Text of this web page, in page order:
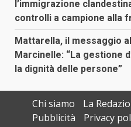
l’immigrazione
controlli a campione alla
Mattarella, il messaggio
Marcinelle: “La gestione
la dignità delle persone”
Chi siamo
La
Pubblicità
Privacy